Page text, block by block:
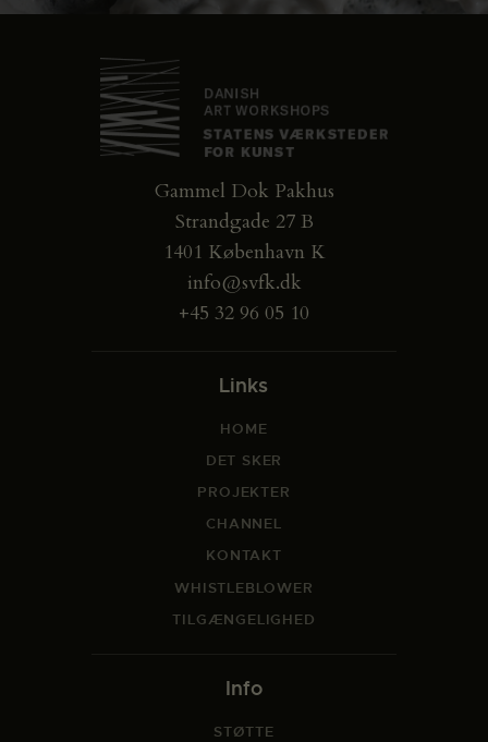
Gammel Dok Pakhus
Strandgade 27 B
1401 København K
info@svfk.dk
+45 32 96 05 10
Links
HOME
DET SKER
PROJEKTER
CHANNEL
KONTAKT
WHISTLEBLOWER
TILGÆNGELIGHED
Info
STØTTE